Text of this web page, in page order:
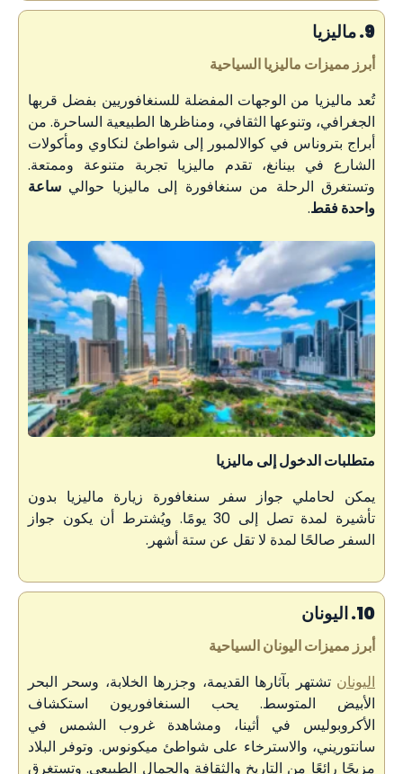
9. ماليزيا
أبرز مميزات ماليزيا السياحية
تُعد ماليزيا من الوجهات المفضلة للسنغافوريين بفضل قربها
الجغرافي، وتنوعها الثقافي، ومناظرها الطبيعية الساحرة. من
أبراج بتروناس في كوالالمبور إلى شواطئ لنكاوي ومأكولات
الشارع في بينانغ، تقدم ماليزيا تجربة متنوعة وممتعة.
وتستغرق الرحلة من سنغافورة إلى ماليزيا حوالي ساعة
واحدة فقط.
متطلبات الدخول إلى ماليزيا
يمكن لحاملي جواز سفر سنغافورة زيارة ماليزيا بدون
تأشيرة لمدة تصل إلى 30 يومًا. ويُشترط أن يكون جواز
السفر صالحًا لمدة لا تقل عن ستة أشهر.
10. اليونان
أبرز مميزات اليونان السياحية
اليونان تشتهر بآثارها القديمة، وجزرها الخلابة، وسحر البحر
الأبيض المتوسط. يحب السنغافوريون استكشاف
الأكروبوليس في أثينا، ومشاهدة غروب الشمس في
سانتوريني، والاسترخاء على شواطئ ميكونوس. وتوفر البلاد
مزيجًا رائعًا من التاريخ والثقافة والجمال الطبيعي. وتستغرق